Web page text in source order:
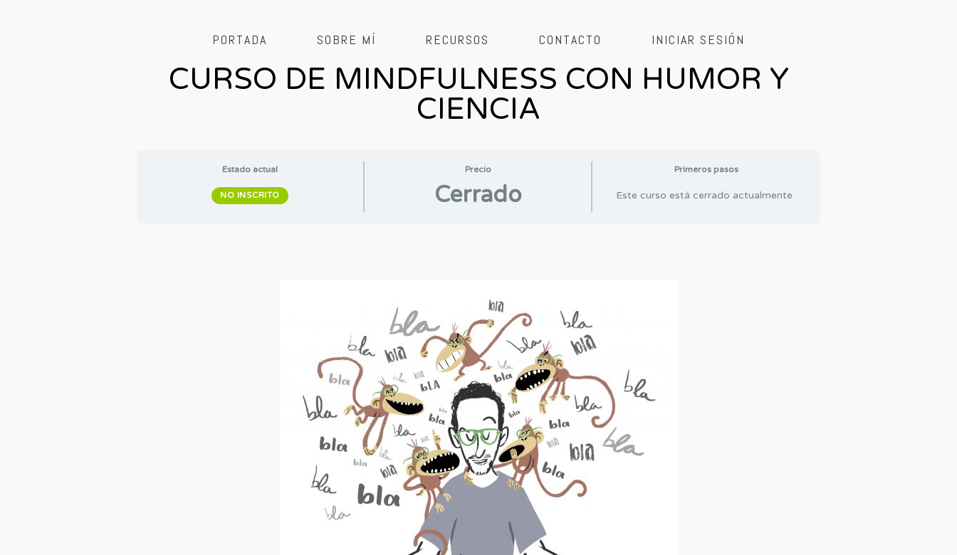
PORTADA SOBRE MÍ RECURSOS CONTACTO INICIAR SESIÓN
CURSO DE MINDFULNESS CON HUMOR Y
CIENCIA
Estado actual
NO INSCRITO
Precio
Cerrado
Primeros pasos
Este curso está cerrado actualmente